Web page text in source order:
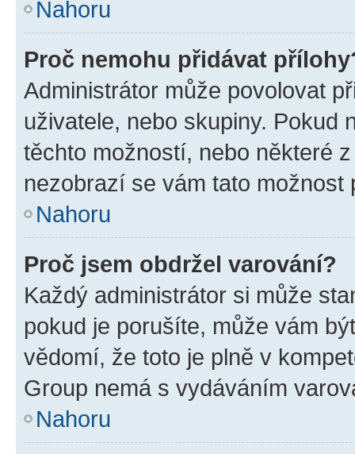
Nahoru
Proč nemohu přidávat
Administrátor může povolovat
uživatele, nebo skupiny. Pokud
těchto možností, nebo některé
nezobrazí se vám tato
Nahoru
Proč jsem obdržel varování?
Každý administrátor si může
pokud je porušíte, může vám
vědomí, že toto je plně v
Group nemá s vydáváním
Nahoru